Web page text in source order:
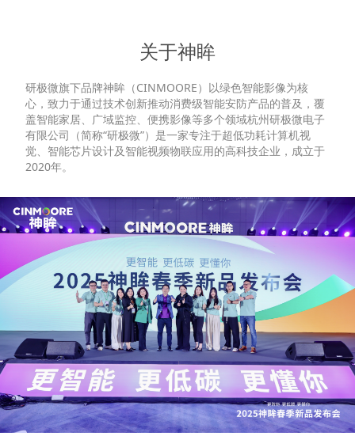
关于神眸
研极微旗下品牌神眸（CINMOORE）以绿色智能影像为核
心，致力于通过技术创新推动消费级智能安防产品的普及，覆
盖智能家居、广域监控、便携影像等多个领域杭州研极微电子
有限公司（简称“研极微”）是一家专注于超低功耗计算机视
觉、智能芯片设计及智能视频物联应用的高科技企业，成立于
2020年。